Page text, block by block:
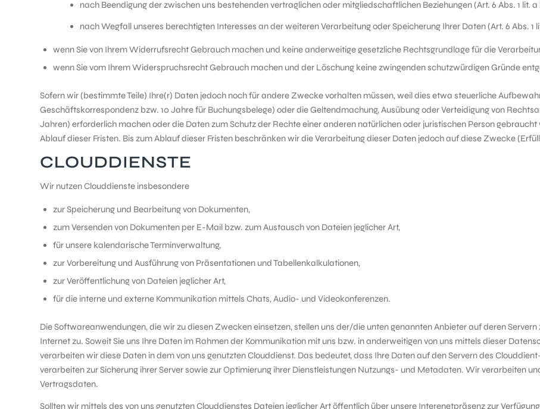
nach Beendigung der zwischen uns bestehenden vertraglichen oder mitgliedschaftlichen Beziehungen (Art. 6 Abs. 1 lit. a
nach Wegfall unseres berechtigten Interesses an der weiteren Verarbeitung oder Speicherung Ihrer Daten (Art. 6 Abs. 1
wenn Sie von Ihrem Widerrufsrecht Gebrauch machen und keine anderweitige gesetzliche Rechtsgrundlage für die
wenn Sie vom Ihrem Widerspruchsrecht Gebrauch machen und der Löschung keine zwingenden schutzwürdigen Gründe
Sofern wir (bestimmte Teile) Ihre(r) Daten jedoch noch für andere Zwecke vorhalten müssen, weil dies etwa steuerliche
Geschäftskorrespondenz bzw. 10 Jahre für Buchungsbelege) oder die Geltendmachung, Ausübung oder Verteidigung von
Jahren) erforderlich machen oder die Daten zum Schutz der Rechte einer anderen natürlichen oder juristischen Person
Ablauf dieser Fristen. Bis zum Ablauf dieser Fristen beschränken wir die Verarbeitung dieser Daten jedoch auf diese Zwecke
CLOUDDIENSTE
Wir nutzen Clouddienste insbesondere
zur Speicherung und Bearbeitung von Dokumenten,
zum Versenden von Dokumenten per E-Mail bzw. zum Austausch von Dateien jeglicher Art,
für unsere kalendarische Terminverwaltung,
zur Vorbereitung und Ausführung von Präsentationen und Tabellenkalkulationen,
zur Veröffentlichung von Dateien jeglicher Art,
für die interne und externe Kommunikation mittels Chats, Audio- und Videokonferenzen.
Die Softwareanwendungen, die wir zu diesen Zwecken einsetzen, stellen uns der/die unten genannten Anbieter auf deren
Internet zu. Soweit Sie uns Ihre Daten im Rahmen der Kommunikation mit uns bzw. in anderweitigen von uns mittels dieser
verarbeiten wir diese Daten in dem von uns genutzten Clouddienst. Das bedeutet, dass Ihre Daten auf den Servern des
verarbeiten zur Sicherung ihrer Server sowie zur Optimierung ihrer Dienstleistungen Nutzungs- und Metadaten. Wir verarbeiten
Vertragsdaten.
Sollten wir mittels des von uns genutzten Clouddienstes Dateien jeglicher Art öffentlich über unsere Interenetpräsenz zur